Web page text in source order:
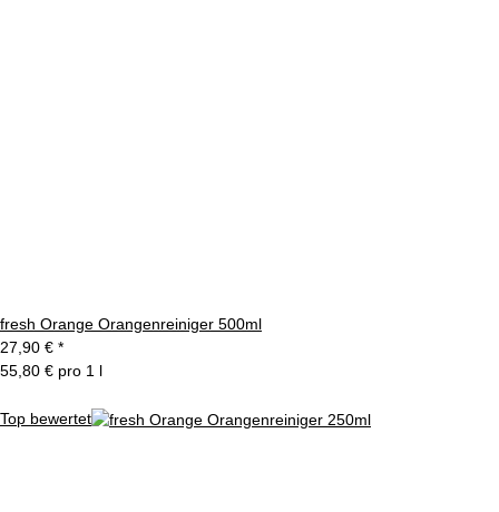
fresh Orange Orangenreiniger 500ml
27,90 € *
55,80 € pro 1 l
Top bewertet